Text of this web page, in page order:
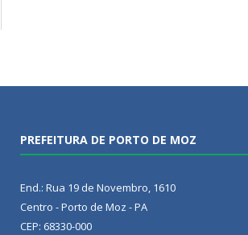
PREFEITURA DE PORTO DE MOZ
End.: Rua 19 de Novembro, 1610
Centro - Porto de Moz - PA
CEP: 68330-000